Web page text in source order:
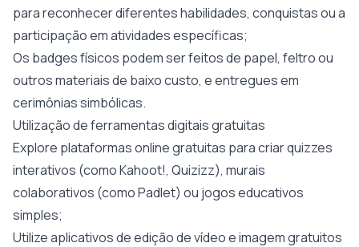
para reconhecer diferentes habilidades, conquistas ou a
participação em atividades específicas;
Os badges físicos podem ser feitos de papel, feltro ou
outros materiais de baixo custo, e entregues em
cerimônias simbólicas.
Utilização de ferramentas digitais gratuitas
Explore plataformas online gratuitas para criar quizzes
interativos (como Kahoot!, Quizizz), murais
colaborativos (como Padlet) ou jogos educativos
simples;
Utilize aplicativos de edição de vídeo e imagem gratuitos